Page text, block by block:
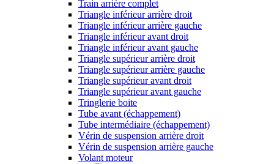
Train arrière complet
Triangle inférieur arrière droit
Triangle inférieur arrière gauche
Triangle inférieur avant droit
Triangle inférieur avant gauche
Triangle supérieur arrière droit
Triangle supérieur arrière gauche
Triangle supérieur avant droit
Triangle supérieur avant gauche
Tringlerie boite
Tube avant (échappement)
Tube intermédiaire (échappement)
Vérin de suspension arrière droit
Vérin de suspension arrière gauche
Volant moteur